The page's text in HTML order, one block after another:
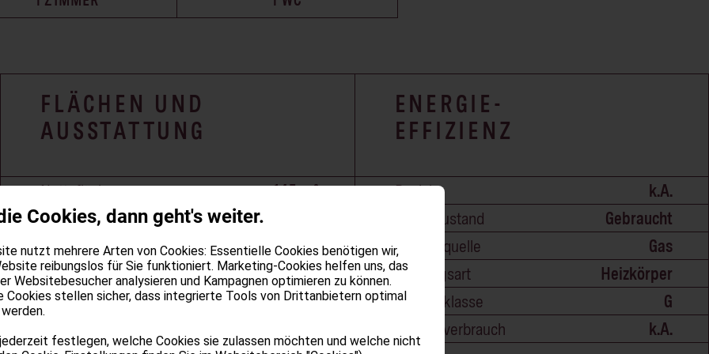
FLÄCHEN UND
AUSSTATTUNG
Nettofläche
145 m²
Lagerfläche
Keller
Nein
Stellplatz
Nein
ENERGIE-
EFFIZIENZ
Baujahr
k.A.
Objektzustand
Gebraucht
Energiequelle
Gas
Heizungsart
Heizkörper
Energieklasse
G
Energieverbrauch
k.A.
Cookies, dann geht's weiter.
nutzt mehrere Arten von Cookies: Essentielle Cookies benötigen wir,
reibungslos für Sie funktioniert. Marketing-Cookies helfen uns, das
Websitebesucher analysieren und Kampagnen optimieren zu können.
Cookies stellen sicher, dass integrierte Tools von Drittanbietern optimal
festlegen, welche Cookies sie zulassen möchten und welche nicht